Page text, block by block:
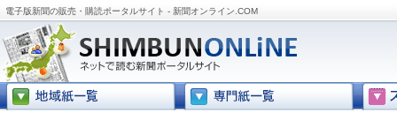
電子版新聞の販売・購読ポータルサイト - 新聞オンライン.COM